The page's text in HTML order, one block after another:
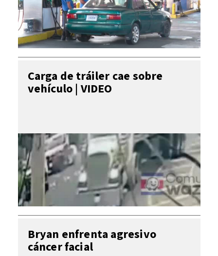
Carga de tráiler cae sobre
vehículo | VIDEO
Bryan enfrenta agresivo
cáncer facial